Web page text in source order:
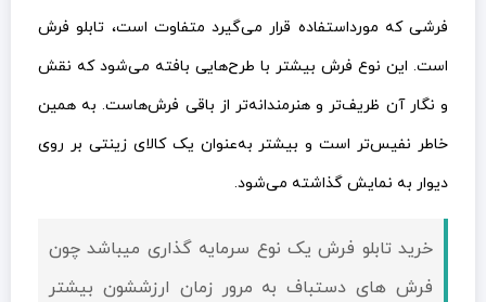
فرشی که مورداستفاده قرار می‌گیرد متفاوت است، تابلو فرش
است. این نوع فرش بیشتر با طرح‌هایی بافته می‌شود که نقش
و نگار آن ظریف‌تر و هنرمندانه‌تر از باقی فرش‌هاست. به همین
خاطر نفیس‌تر است و بیشتر به‌عنوان یک کالای زینتی بر روی
دیوار به نمایش گذاشته می‌شود.
خرید تابلو فرش یک نوع سرمایه گذاری میباشد چون
فرش های دستباف به مرور زمان ارزششون بیشتر